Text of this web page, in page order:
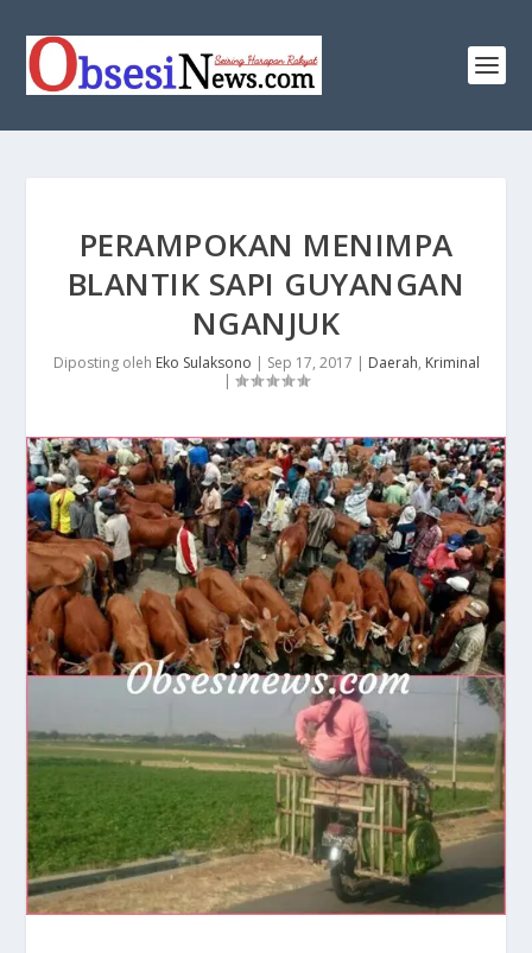
PERAMPOKAN MENIMPA
BLANTIK SAPI GUYANGAN
NGANJUK
Diposting oleh Eko Sulaksono | Sep 17, 2017 | Daerah, Kriminal
|